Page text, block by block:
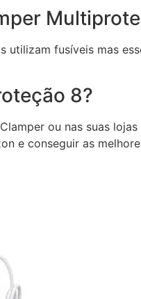
fusíveis mas
8?
ou nas suas
e conseguir as